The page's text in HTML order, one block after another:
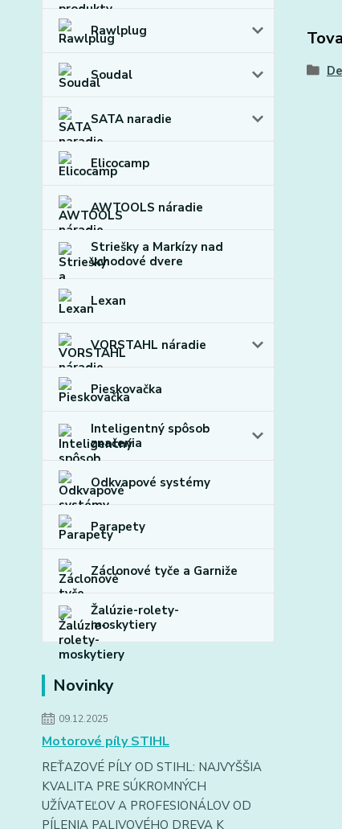
Rawlplug
Soudal
SATA naradie
Elicocamp
AWTOOLS náradie
Striešky a Markízy nad
vchodové dvere
Lexan
VORSTAHL náradie
Pieskovačka
Inteligentný spôsob
značenia
Odkvapové systémy
Parapety
Záclonové tyče a Garniže
Žalúzie-rolety-
moskytiery
Novinky
09.12.2025
Motorové píly STIHL
REŤAZOVÉ PÍLY OD STIHL: NAJVYŠŠIA
KVALITA PRE SÚKROMNÝCH
UŽÍVATEĽOV A PROFESIONÁLOV OD
PÍLENIA PALIVOVÉHO DREVA K